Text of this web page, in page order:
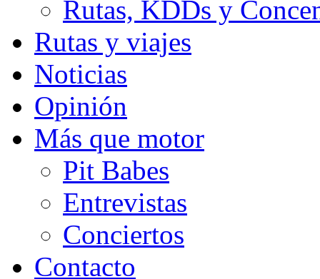
Rutas, KDDs y
Rutas y viajes
Noticias
Opinión
Más que motor
Pit Babes
Entrevistas
Conciertos
Contacto